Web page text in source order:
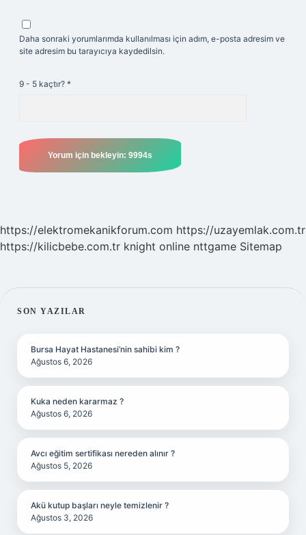
Daha sonraki yorumlarımda kullanılması için adım, e-posta adresim ve
site adresim bu tarayıcıya kaydedilsin.
9 - 5 kaçtır? *
https://elektromekanikforum.com https://uzayemlak.com.tr
https://kilicbebe.com.tr knight online nttgame Sitemap
SIDEBAR
SON YAZILAR
Bursa Hayat Hastanesi’nin sahibi kim ?
Ağustos 6, 2026
Kuka neden kararmaz ?
Ağustos 6, 2026
Avcı eğitim sertifikası nereden alınır ?
Ağustos 5, 2026
Akü kutup başları neyle temizlenir ?
Ağustos 3, 2026